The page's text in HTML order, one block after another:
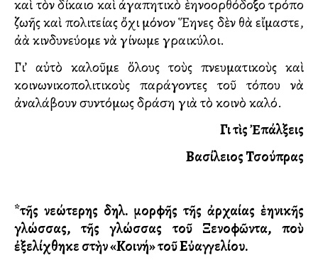
καὶ τὸν δίκαιο καὶ ἀγαπητικὸ ἑλληνοορθόδοξο τρόπο
ζωῆς καὶ πολιτείας ὄχι μόνον Ἕλληνες δὲν θὰ εἴμαστε,
ἀλλὰ κινδυνεύομε νὰ γίνωμε γραικύλοι.
Γι’ αὐτὸ καλοῦμε ὅλους τοὺς πνευματικοὺς καὶ
κοινωνικοπολιτικοὺς παράγοντες τοῦ τόπου νὰ
ἀναλάβουν συντόμως δράση γιὰ τὸ κοινὸ καλό.
Γιὰ τὶς Ἐπάλξεις
Βασίλειος Τσούπρας
*τῆς νεώτερης δηλ. μορφῆς τῆς ἀρχαίας ἑλληνικῆς
γλώσσας, τῆς γλώσσας τοῦ Ξενοφῶντα, ποὺ
ἐξελίχθηκε στὴν «Κοινή» τοῦ Εὐαγγελίου.